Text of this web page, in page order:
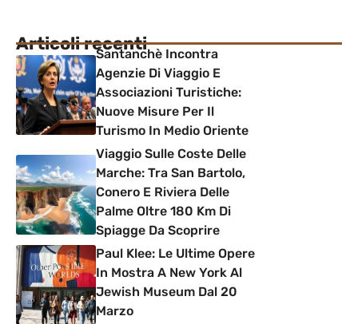
Articoli recentiSantanchè Incontra
Agenzie Di Viaggio E
Associazioni Turistiche:
Nuove Misure Per Il
Turismo In Medio Oriente
Viaggio Sulle Coste Delle
Marche: Tra San Bartolo,
Conero E Riviera Delle
Palme Oltre 180 Km Di
Spiagge Da Scoprire
Paul Klee: Le Ultime Opere
In Mostra A New York Al
Jewish Museum Dal 20
Marzo